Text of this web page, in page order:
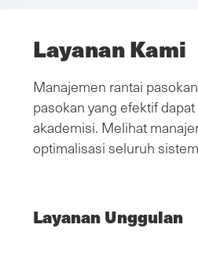
Layanan Kami
Manajemen rantai
pasokan yang efektif
akademisi. Melihat
optimalisasi seluruh
Layanan Unggulan